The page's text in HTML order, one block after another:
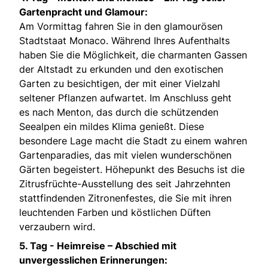
Gartenpracht und Glamour:
Am Vormittag fahren Sie in den glamourösen
Stadtstaat Monaco. Während Ihres Aufenthalts
haben Sie die Möglichkeit, die charmanten Gassen
der Altstadt zu erkunden und den exotischen
Garten zu besichtigen, der mit einer Vielzahl
seltener Pflanzen aufwartet. Im Anschluss geht
es nach Menton, das durch die schützenden
Seealpen ein mildes Klima genießt. Diese
besondere Lage macht die Stadt zu einem wahren
Gartenparadies, das mit vielen wunderschönen
Gärten begeistert. Höhepunkt des Besuchs ist die
Zitrusfrüchte-Ausstellung des seit Jahrzehnten
stattfindenden Zitronenfestes, die Sie mit ihren
leuchtenden Farben und köstlichen Düften
verzaubern wird.
5. Tag - Heimreise – Abschied mit
unvergesslichen Erinnerungen: